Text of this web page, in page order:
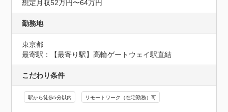
想定月収52万円〜64万円
勤務地
東京都
最寄駅：【最寄り駅】高輪ゲートウェイ駅直結
こだわり条件
駅から徒歩5分以内 リモートワーク（在宅勤務）可